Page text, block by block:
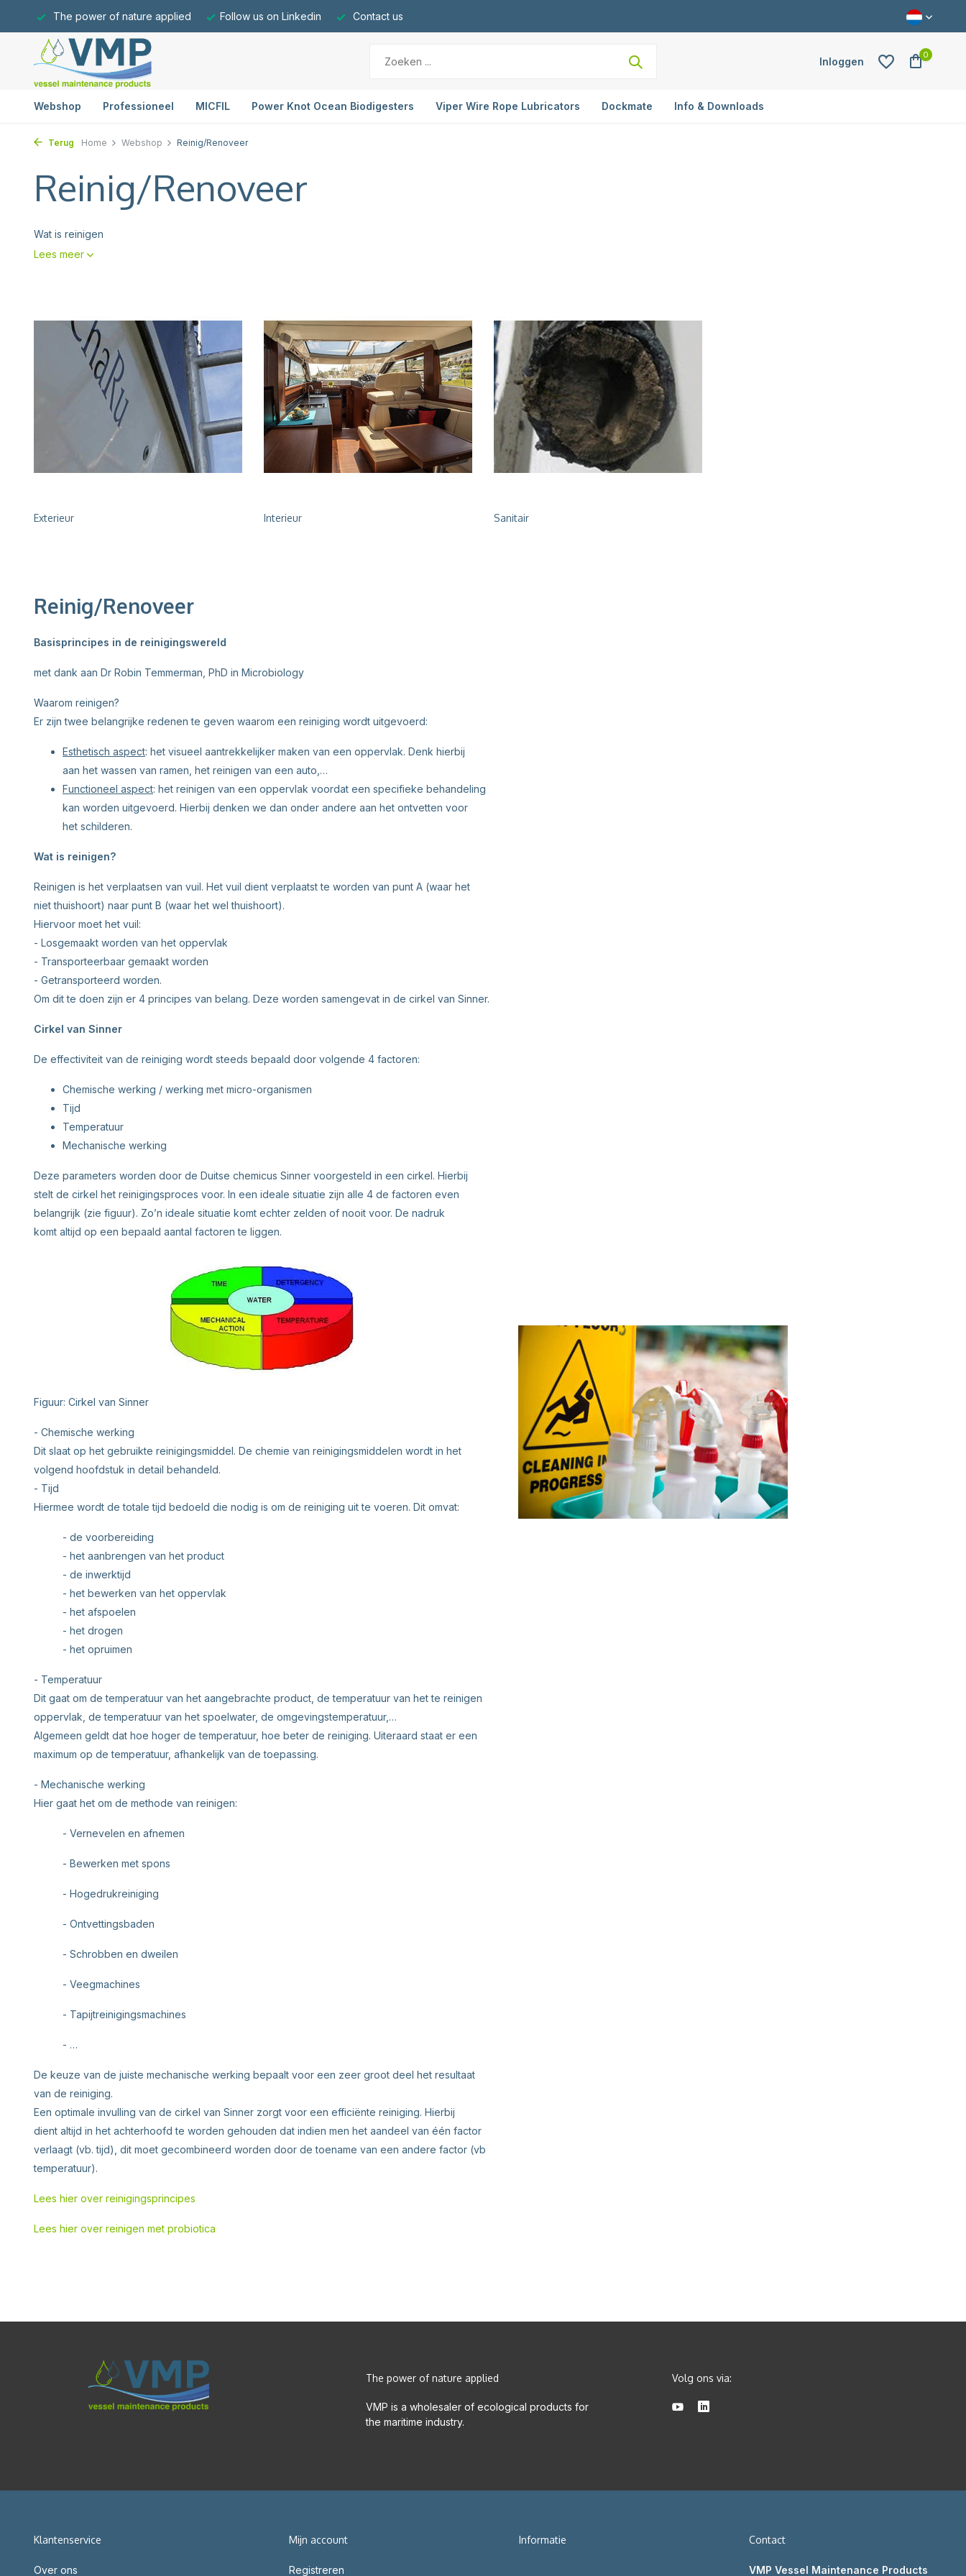
The power of nature applied Follow us on Linkedin Contact us
Inloggen
0
Webshop Professioneel MICFIL Power Knot Ocean Biodigesters Viper Wire Rope Lubricators Dockmate Info & Downloads
Terug Home Webshop Reinig/Renoveer
Reinig/Renoveer
Wat is reinigen
Lees meer
Exterieur Interieur Sanitair
Reinig/Renoveer
Basisprincipes in de reinigingswereld
met dank aan Dr Robin Temmerman, PhD in Microbiology
Waarom reinigen?
Er zijn twee belangrijke redenen te geven waarom een reiniging wordt uitgevoerd:
Esthetisch aspect: het visueel aantrekkelijker maken van een oppervlak. Denk hierbij
aan het wassen van ramen, het reinigen van een auto,…
Functioneel aspect: het reinigen van een oppervlak voordat een specifieke behandeling
kan worden uitgevoerd. Hierbij denken we dan onder andere aan het ontvetten voor
het schilderen.
Wat is reinigen?
Reinigen is het verplaatsen van vuil. Het vuil dient verplaatst te worden van punt A (waar het
niet thuishoort) naar punt B (waar het wel thuishoort).
Hiervoor moet het vuil:
- Losgemaakt worden van het oppervlak
- Transporteerbaar gemaakt worden
- Getransporteerd worden.
Om dit te doen zijn er 4 principes van belang. Deze worden samengevat in de cirkel van Sinner.
Cirkel van Sinner
De effectiviteit van de reiniging wordt steeds bepaald door volgende 4 factoren:
Chemische werking / werking met micro-organismen
Tijd
Temperatuur
Mechanische werking
Deze parameters worden door de Duitse chemicus Sinner voorgesteld in een cirkel. Hierbij
stelt de cirkel het reinigingsproces voor. In een ideale situatie zijn alle 4 de factoren even
belangrijk (zie figuur). Zo’n ideale situatie komt echter zelden of nooit voor. De nadruk
komt altijd op een bepaald aantal factoren te liggen.
Figuur: Cirkel van Sinner
- Chemische werking
Dit slaat op het gebruikte reinigingsmiddel. De chemie van reinigingsmiddelen wordt in het
volgend hoofdstuk in detail behandeld.
- Tijd
Hiermee wordt de totale tijd bedoeld die nodig is om de reiniging uit te voeren. Dit omvat:
- de voorbereiding
- het aanbrengen van het product
- de inwerktijd
- het bewerken van het oppervlak
- het afspoelen
- het drogen
- het opruimen
- Temperatuur
Dit gaat om de temperatuur van het aangebrachte product, de temperatuur van het te reinigen
oppervlak, de temperatuur van het spoelwater, de omgevingstemperatuur,…
Algemeen geldt dat hoe hoger de temperatuur, hoe beter de reiniging. Uiteraard staat er een
maximum op de temperatuur, afhankelijk van de toepassing.
- Mechanische werking
Hier gaat het om de methode van reinigen:
- Vernevelen en afnemen
- Bewerken met spons
- Hogedrukreiniging
- Ontvettingsbaden
- Schrobben en dweilen
- Veegmachines
- Tapijtreinigingsmachines
- …
De keuze van de juiste mechanische werking bepaalt voor een zeer groot deel het resultaat
van de reiniging.
Een optimale invulling van de cirkel van Sinner zorgt voor een efficiënte reiniging. Hierbij
dient altijd in het achterhoofd te worden gehouden dat indien men het aandeel van één factor
verlaagt (vb. tijd), dit moet gecombineerd worden door de toename van een andere factor (vb
temperatuur).
Lees hier over reinigingsprincipes
Lees hier over reinigen met probiotica
The power of nature applied
VMP is a wholesaler of ecological products for
the maritime industry.
Volg ons via:
Klantenservice
Over ons
Mijn account
Registreren
Informatie Contact
VMP Vessel Maintenance Products